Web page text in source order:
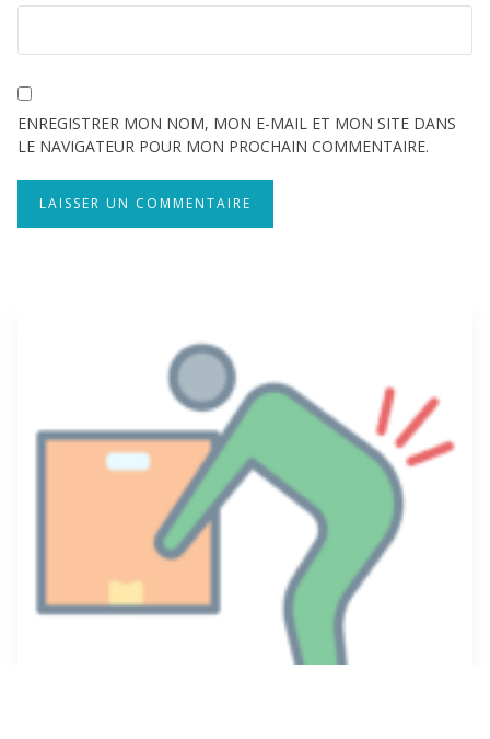
ENREGISTRER MON NOM, MON E-MAIL ET MON SITE DANS
LE NAVIGATEUR POUR MON PROCHAIN COMMENTAIRE.